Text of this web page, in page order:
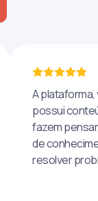
A plataforma,
possui
fazem
de
resolver